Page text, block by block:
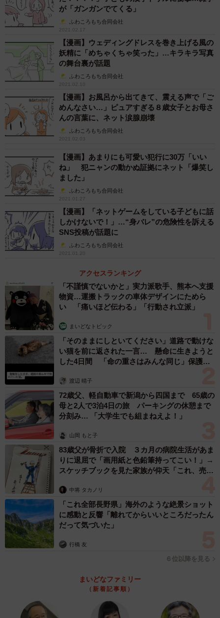
4/4
この漫画の記事を見る
→ https://maidonanews.jp/article/14168156
が「ガンガンでてくる」
ふわころもち合同会社
2021.02.17
【漫画】ウェディングドレスを巻き上げる風の
妖精に「めちゃくちゃ笑った」…キラキラ写真
の舞台裏が話題
ふわころもち合同会社
2021.02.10
【漫画】お風呂から出てきて、震える声で「ご
めんなさい…」ピュアすぎる８歳女子とお母さ
んの言葉に、ネット涙腺崩壊
ふわころもち合同会社
2021.02.03
【漫画】あまりにも可愛い犯行に30万「いい
ね」 犯ニャンの動かぬ証拠にネット「爆笑し
ました」
ふわころもち合同会社
2021.01.27
【漫画】「ネットゲームをしている子どもに話
しかけないで！」…“身バレ”の危険性を訴える
SNS投稿が話題に
ふわころもち合同会社
2021.01.20
アクセスランキング
「不謹慎でないかと」実力派歌手、熊本へ支援
物資…運搬トラックの車体デザインにためら
い 「痛いほど伝わる」「行動され立派」
まいどなトピック
「そのままにしといてください」道路で動けな
い猫を前に返された一言… 懸命に生きようと
した4日間 「命の重さはみんな同じ」保護団
渡辺 晴子
72歳父、軽自動車で新潟から四国まで 65歳の
母と2人で3泊4日の旅 パーキングの休憩まで
分刻み… 「大学生でも組まねえよ！」
山岡 もと子
83歳父が骨折で入院 ３カ月の病院生活があま
りに退屈で「画用紙と色鉛筆持ってこい！」→
スケッチブックを見た家族が仰天「これ、売れ
中将 タカノリ
「これ全部長野県」海外のような絶景ショット
に感動と反響「離れてからいいところだったん
だって気づいた」
行橋 友
６位以降を見る
まいどなファミリー
（新着記事順）